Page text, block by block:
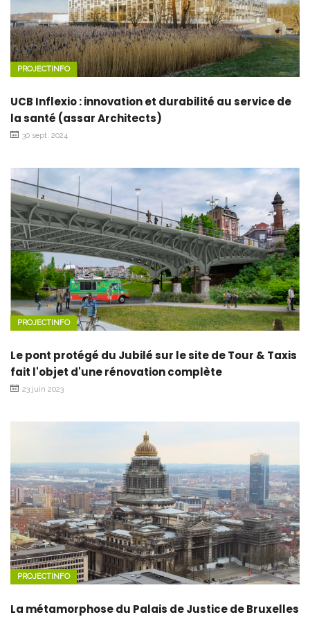
PROJECTINFO
UCB Inflexio : innovation et durabilité au service de
la santé (assar Architects)
30 sept. 2024
PROJECTINFO
Le pont protégé du Jubilé sur le site de Tour & Taxis
fait l'objet d'une rénovation complète
23 juin 2023
PROJECTINFO
La métamorphose du Palais de Justice de Bruxelles